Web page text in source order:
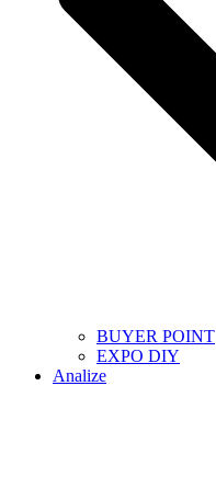
BUYER POINT
EXPO DIY
Analize